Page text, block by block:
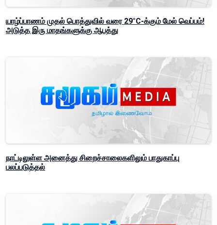
யாழ்ப்பாணம் முதல் பொத்துவில் வரை 29°C-க்கும் மேல் வெப்பம்!
அடுத்த இரு மாதங்களுக்கு ஆபத்து
நாட்டிலுள்ள அனைத்து சிறைச்சாலைகளிலும் பாதுகாப்பு
பலப்படுத்தல்